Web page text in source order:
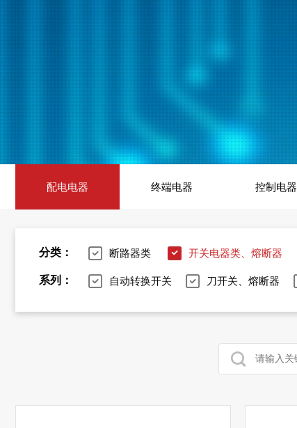
配电电器 终端电器 控制电器
分类： 断路器类 开关电器类、熔断器
系列： 自动转换开关 刀开关、熔断器